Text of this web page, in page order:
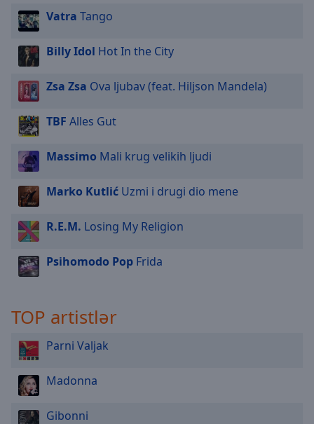
Vatra Tango
Billy Idol Hot In the City
Zsa Zsa Ova ljubav (feat. Hiljson Mandela)
TBF Alles Gut
Massimo Mali krug velikih ljudi
Marko Kutlić Uzmi i drugi dio mene
R.E.M. Losing My Religion
Psihomodo Pop Frida
TOP artistlər
Parni Valjak
Madonna
Gibonni